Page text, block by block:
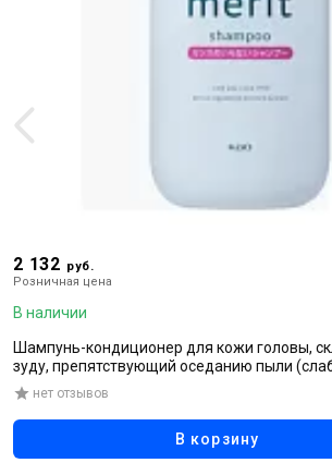
2 132 руб.
Розничная цена
В наличии
Шампунь-кондиционер для кожи головы,
зуду, препятствующий оседанию пыли
«Увлажняющий», 450 мл
нет отзывов
В корзину